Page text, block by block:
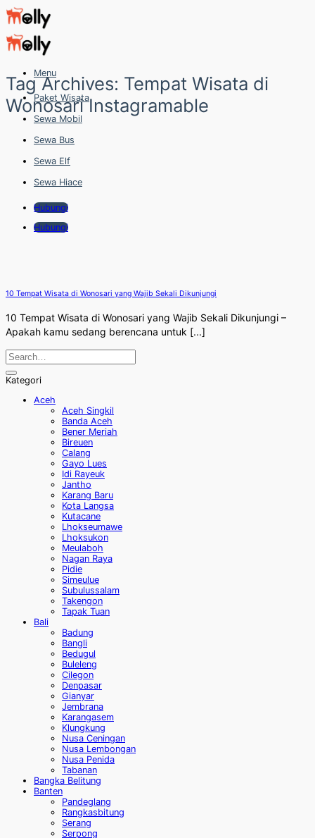
Skip
to
content
Menu
Paket Wisata
Sewa Mobil
Sewa Bus
Sewa Elf
Sewa Hiace
Hubungi
Hubungi
Tag Archives: Tempat Wisata di
Wonosari Instagramable
10 Tempat Wisata di Wonosari yang Wajib Sekali Dikunjungi
10 Tempat Wisata di Wonosari yang Wajib Sekali Dikunjungi –
Apakah kamu sedang berencana untuk [...]
Kategori
Aceh
Aceh Singkil
Banda Aceh
Bener Meriah
Bireuen
Calang
Gayo Lues
Idi Rayeuk
Jantho
Karang Baru
Kota Langsa
Kutacane
Lhokseumawe
Lhoksukon
Meulaboh
Nagan Raya
Pidie
Simeulue
Subulussalam
Takengon
Tapak Tuan
Bali
Badung
Bangli
Bedugul
Buleleng
Cilegon
Denpasar
Gianyar
Jembrana
Karangasem
Klungkung
Nusa Ceningan
Nusa Lembongan
Nusa Penida
Tabanan
Bangka Belitung
Banten
Pandeglang
Rangkasbitung
Serang
Serpong